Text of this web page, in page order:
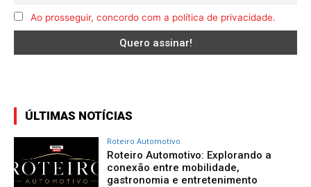
Ao prosseguir, concordo com a política de privacidade.
ÚLTIMAS NOTÍCIAS
Roteiro Automotivo
Roteiro Automotivo: Explorando a
conexão entre mobilidade,
gastronomia e entretenimento